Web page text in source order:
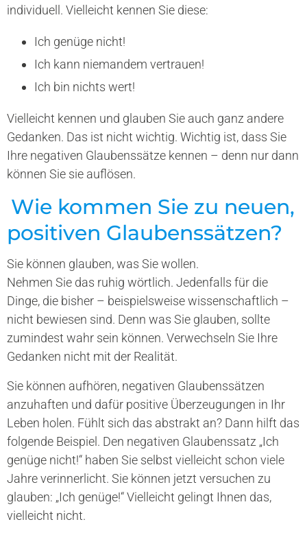
individuell. Vielleicht kennen Sie diese:
Ich genüge nicht!
Ich kann niemandem vertrauen!
Ich bin nichts wert!
Vielleicht kennen und glauben Sie auch ganz andere
Gedanken. Das ist nicht wichtig. Wichtig ist, dass Sie
Ihre negativen Glaubenssätze kennen – denn nur dann
können Sie sie auflösen.
Wie kommen Sie zu neuen,
positiven Glaubenssätzen?
Sie können glauben, was Sie wollen.
Nehmen Sie das ruhig wörtlich. Jedenfalls für die
Dinge, die bisher – beispielsweise wissenschaftlich –
nicht bewiesen sind. Denn was Sie glauben, sollte
zumindest wahr sein können. Verwechseln Sie Ihre
Gedanken nicht mit der Realität.
Sie können aufhören, negativen Glaubenssätzen
anzuhaften und dafür positive Überzeugungen in Ihr
Leben holen. Fühlt sich das abstrakt an? Dann hilft das
folgende Beispiel. Den negativen Glaubenssatz „Ich
genüge nicht!“ haben Sie selbst vielleicht schon viele
Jahre verinnerlicht. Sie können jetzt versuchen zu
glauben: „Ich genüge!“ Vielleicht gelingt Ihnen das,
vielleicht nicht.